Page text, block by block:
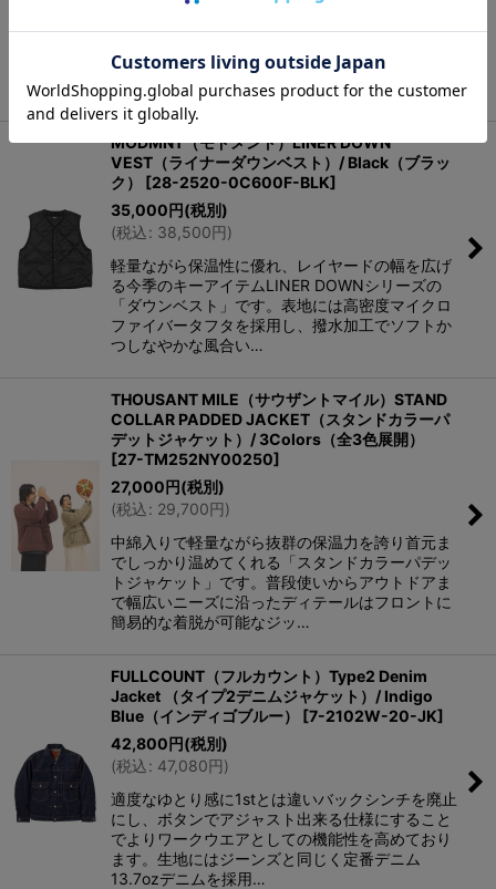
世界的な人気を誇るアメリカ発の老舗アウトドア
テムとして人気の高いモデルをアップデートした
新作ダウンベストです。表地は高…
MODMNT（モドメント）LINER DOWN
VEST（ライナーダウンベスト）/ Black（ブラッ
ク）
[28-2520-0C600F-BLK]
35,000円(税別)
(税込: 38,500円)
軽量ながら保温性に優れ、レイヤードの幅を広げ
る今季のキーアイテムLINER DOWNシリーズの
「ダウンベスト」です。表地には高密度マイクロ
ファイバータフタを採用し、撥水加工でソフトか
つしなやかな風合い…
THOUSANT MILE（サウザントマイル）STAND
COLLAR PADDED JACKET（スタンドカラーパ
デットジャケット）/ 3Colors（全3色展開）
[27-TM252NY00250]
27,000円(税別)
(税込: 29,700円)
中綿入りで軽量ながら抜群の保温力を誇り首元ま
でしっかり温めてくれる「スタンドカラーパデッ
トジャケット」です。普段使いからアウトドアま
で幅広いニーズに沿ったディテールはフロントに
簡易的な着脱が可能なジッ…
FULLCOUNT（フルカウント）Type2 Denim
Jacket （タイプ2デニムジャケット）/ Indigo
Blue（インディゴブルー）
[7-2102W-20-JK]
42,800円(税別)
(税込: 47,080円)
適度なゆとり感に1stとは違いバックシンチを廃止
にし、ボタンでアジャスト出来る仕様にすること
でよりワークウエアとしての機能性を高めており
ます。生地にはジーンズと同じく定番デニム
13.7ozデニムを採用…